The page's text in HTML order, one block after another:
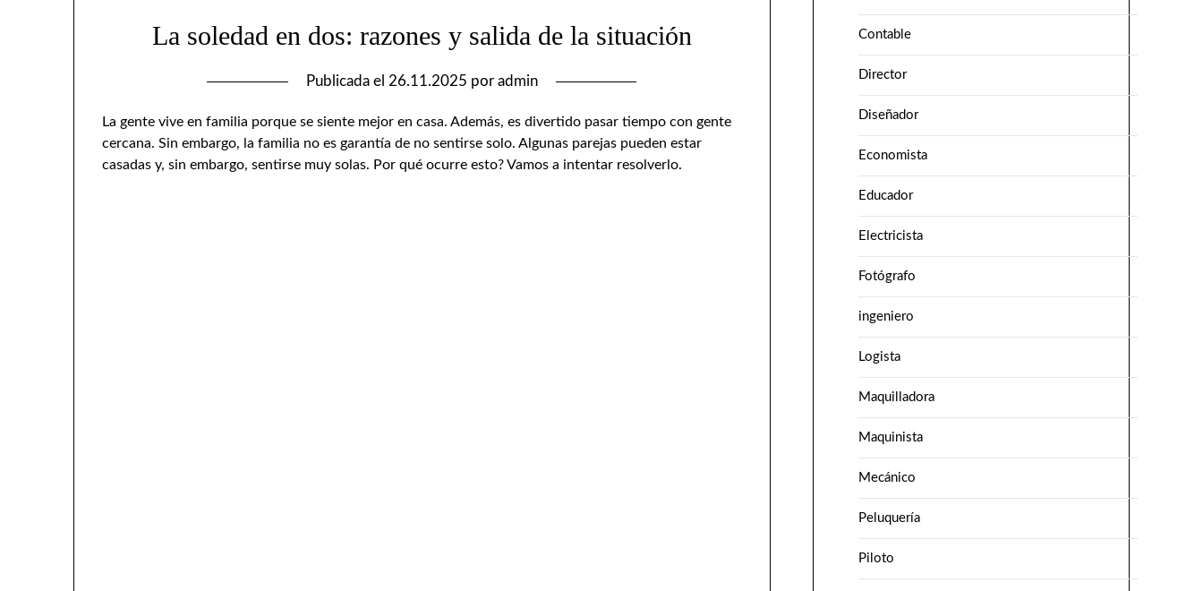
La soledad en dos: razones y salida de la situación
Publicada el 26.11.2025 por admin
La gente vive en familia porque se siente mejor en casa. Además, es divertido pasar tiempo con gente
cercana. Sin embargo, la familia no es garantía de no sentirse solo. Algunas parejas pueden estar
casadas y, sin embargo, sentirse muy solas. Por qué ocurre esto? Vamos a intentar resolverlo.
Contable
Director
Diseñador
Economista
Educador
Electricista
Fotógrafo
ingeniero
Logista
Maquilladora
Maquinista
Mecánico
Peluquería
Piloto